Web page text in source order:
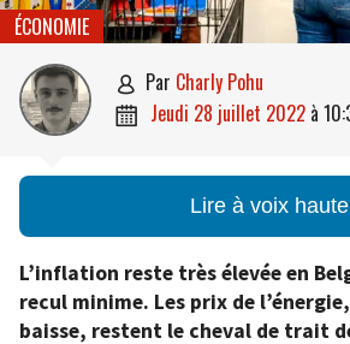
ÉCONOMIE
 par Charly Pohu
 jeudi 28 juillet 2022 à
Lire à voix haute
L’inflation reste très élevée en
recul minime. Les prix de
baisse, restent le cheval de trait